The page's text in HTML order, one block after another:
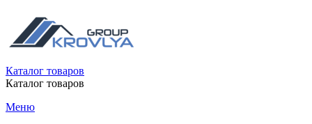
Каталог товаров
Каталог товаров
Меню